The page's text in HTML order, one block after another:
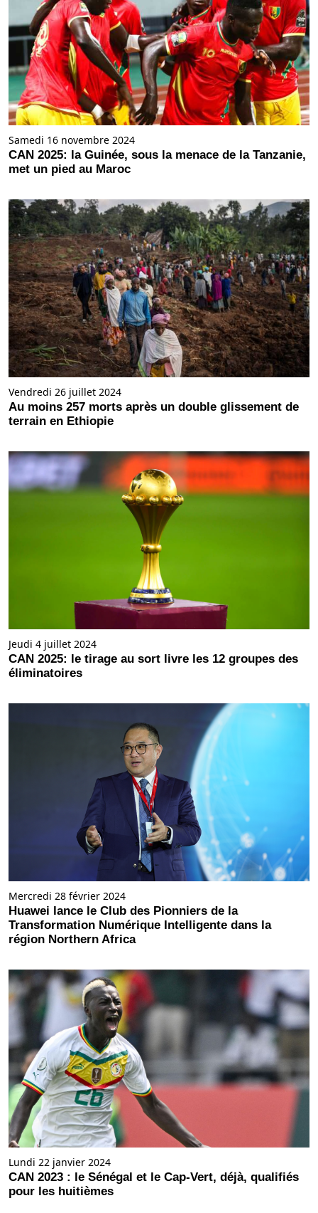
Samedi 16 novembre 2024
CAN 2025: la Guinée, sous la menace de la Tanzanie,
met un pied au Maroc
Vendredi 26 juillet 2024
Au moins 257 morts après un double glissement de
terrain en Ethiopie
Jeudi 4 juillet 2024
CAN 2025: le tirage au sort livre les 12 groupes des
éliminatoires
Mercredi 28 février 2024
Huawei lance le Club des Pionniers de la
Transformation Numérique Intelligente dans la
région Northern Africa
Lundi 22 janvier 2024
CAN 2023 : le Sénégal et le Cap-Vert, déjà, qualifiés
pour les huitièmes